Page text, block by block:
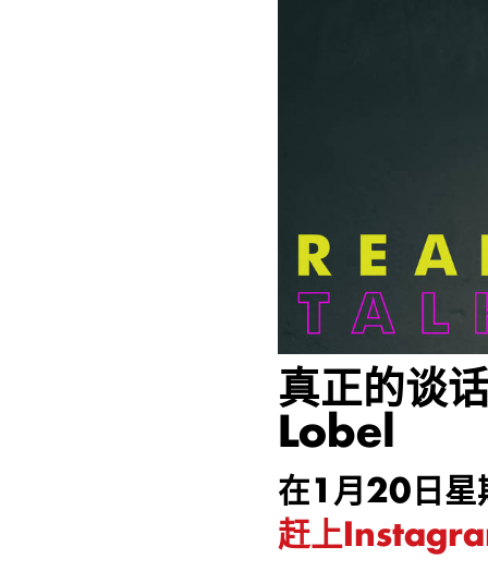
真正的谈
Lobel
在1月20日星
赶上